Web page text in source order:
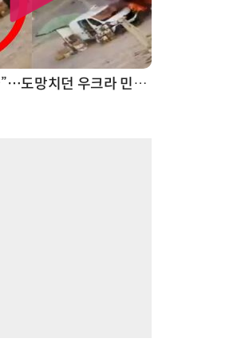
“계속 쫓아왔다”…도망치던 우크라 민간인 공격한 러 자폭 드론